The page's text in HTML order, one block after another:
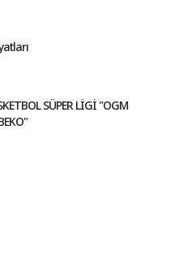
SÜPER LİGİ "OGM